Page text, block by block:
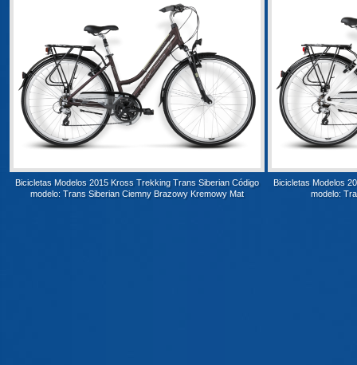
Bicicletas Modelos 2015 Kross Trekking Trans Siberian Código
modelo: Trans Siberian Ciemny Brazowy Kremowy Mat
Bicicletas Modelos
modelo: